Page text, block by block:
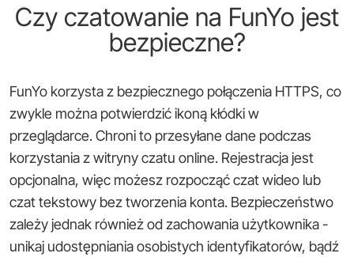
Czy czatowanie na FunYo jest
bezpieczne?
FunYo korzysta z bezpiecznego połączenia HTTPS, co
zwykle można potwierdzić ikoną kłódki w
przeglądarce. Chroni to przesyłane dane podczas
korzystania z witryny czatu online. Rejestracja jest
opcjonalna, więc możesz rozpocząć czat wideo lub
czat tekstowy bez tworzenia konta. Bezpieczeństwo
zależy jednak również od zachowania użytkownika -
unikaj udostępniania osobistych identyfikatorów, bądź